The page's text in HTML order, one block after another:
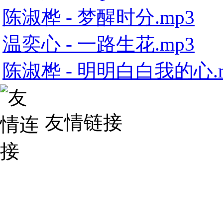
陈淑桦 - 梦醒时分.mp3
温奕心 - 一路生花.mp3
陈淑桦 - 明明白白我的心
友情链接